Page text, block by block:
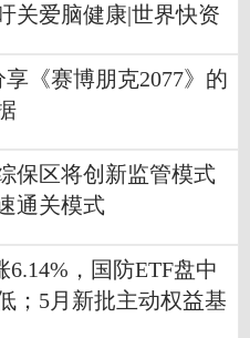
关爱脑健康|世界快资
享《赛博朋克2077》的
保区将创新监管模式
通关模式
6.14%，国防ETF盘中
；5月新批主动权益基